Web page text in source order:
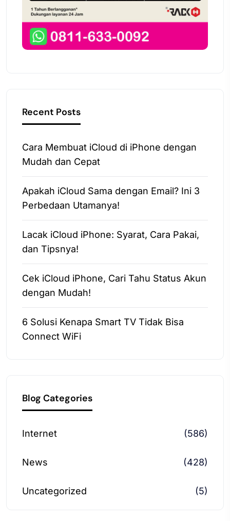
Recent Posts
Cara Membuat iCloud di iPhone dengan
Mudah dan Cepat
Apakah iCloud Sama dengan Email? Ini 3
Perbedaan Utamanya!
Lacak iCloud iPhone: Syarat, Cara Pakai,
dan Tipsnya!
Cek iCloud iPhone, Cari Tahu Status Akun
dengan Mudah!
6 Solusi Kenapa Smart TV Tidak Bisa
Connect WiFi
Blog Categories
Internet (586)
News (428)
Uncategorized (5)